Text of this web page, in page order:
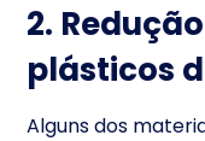
2.
plásticos
Alguns dos